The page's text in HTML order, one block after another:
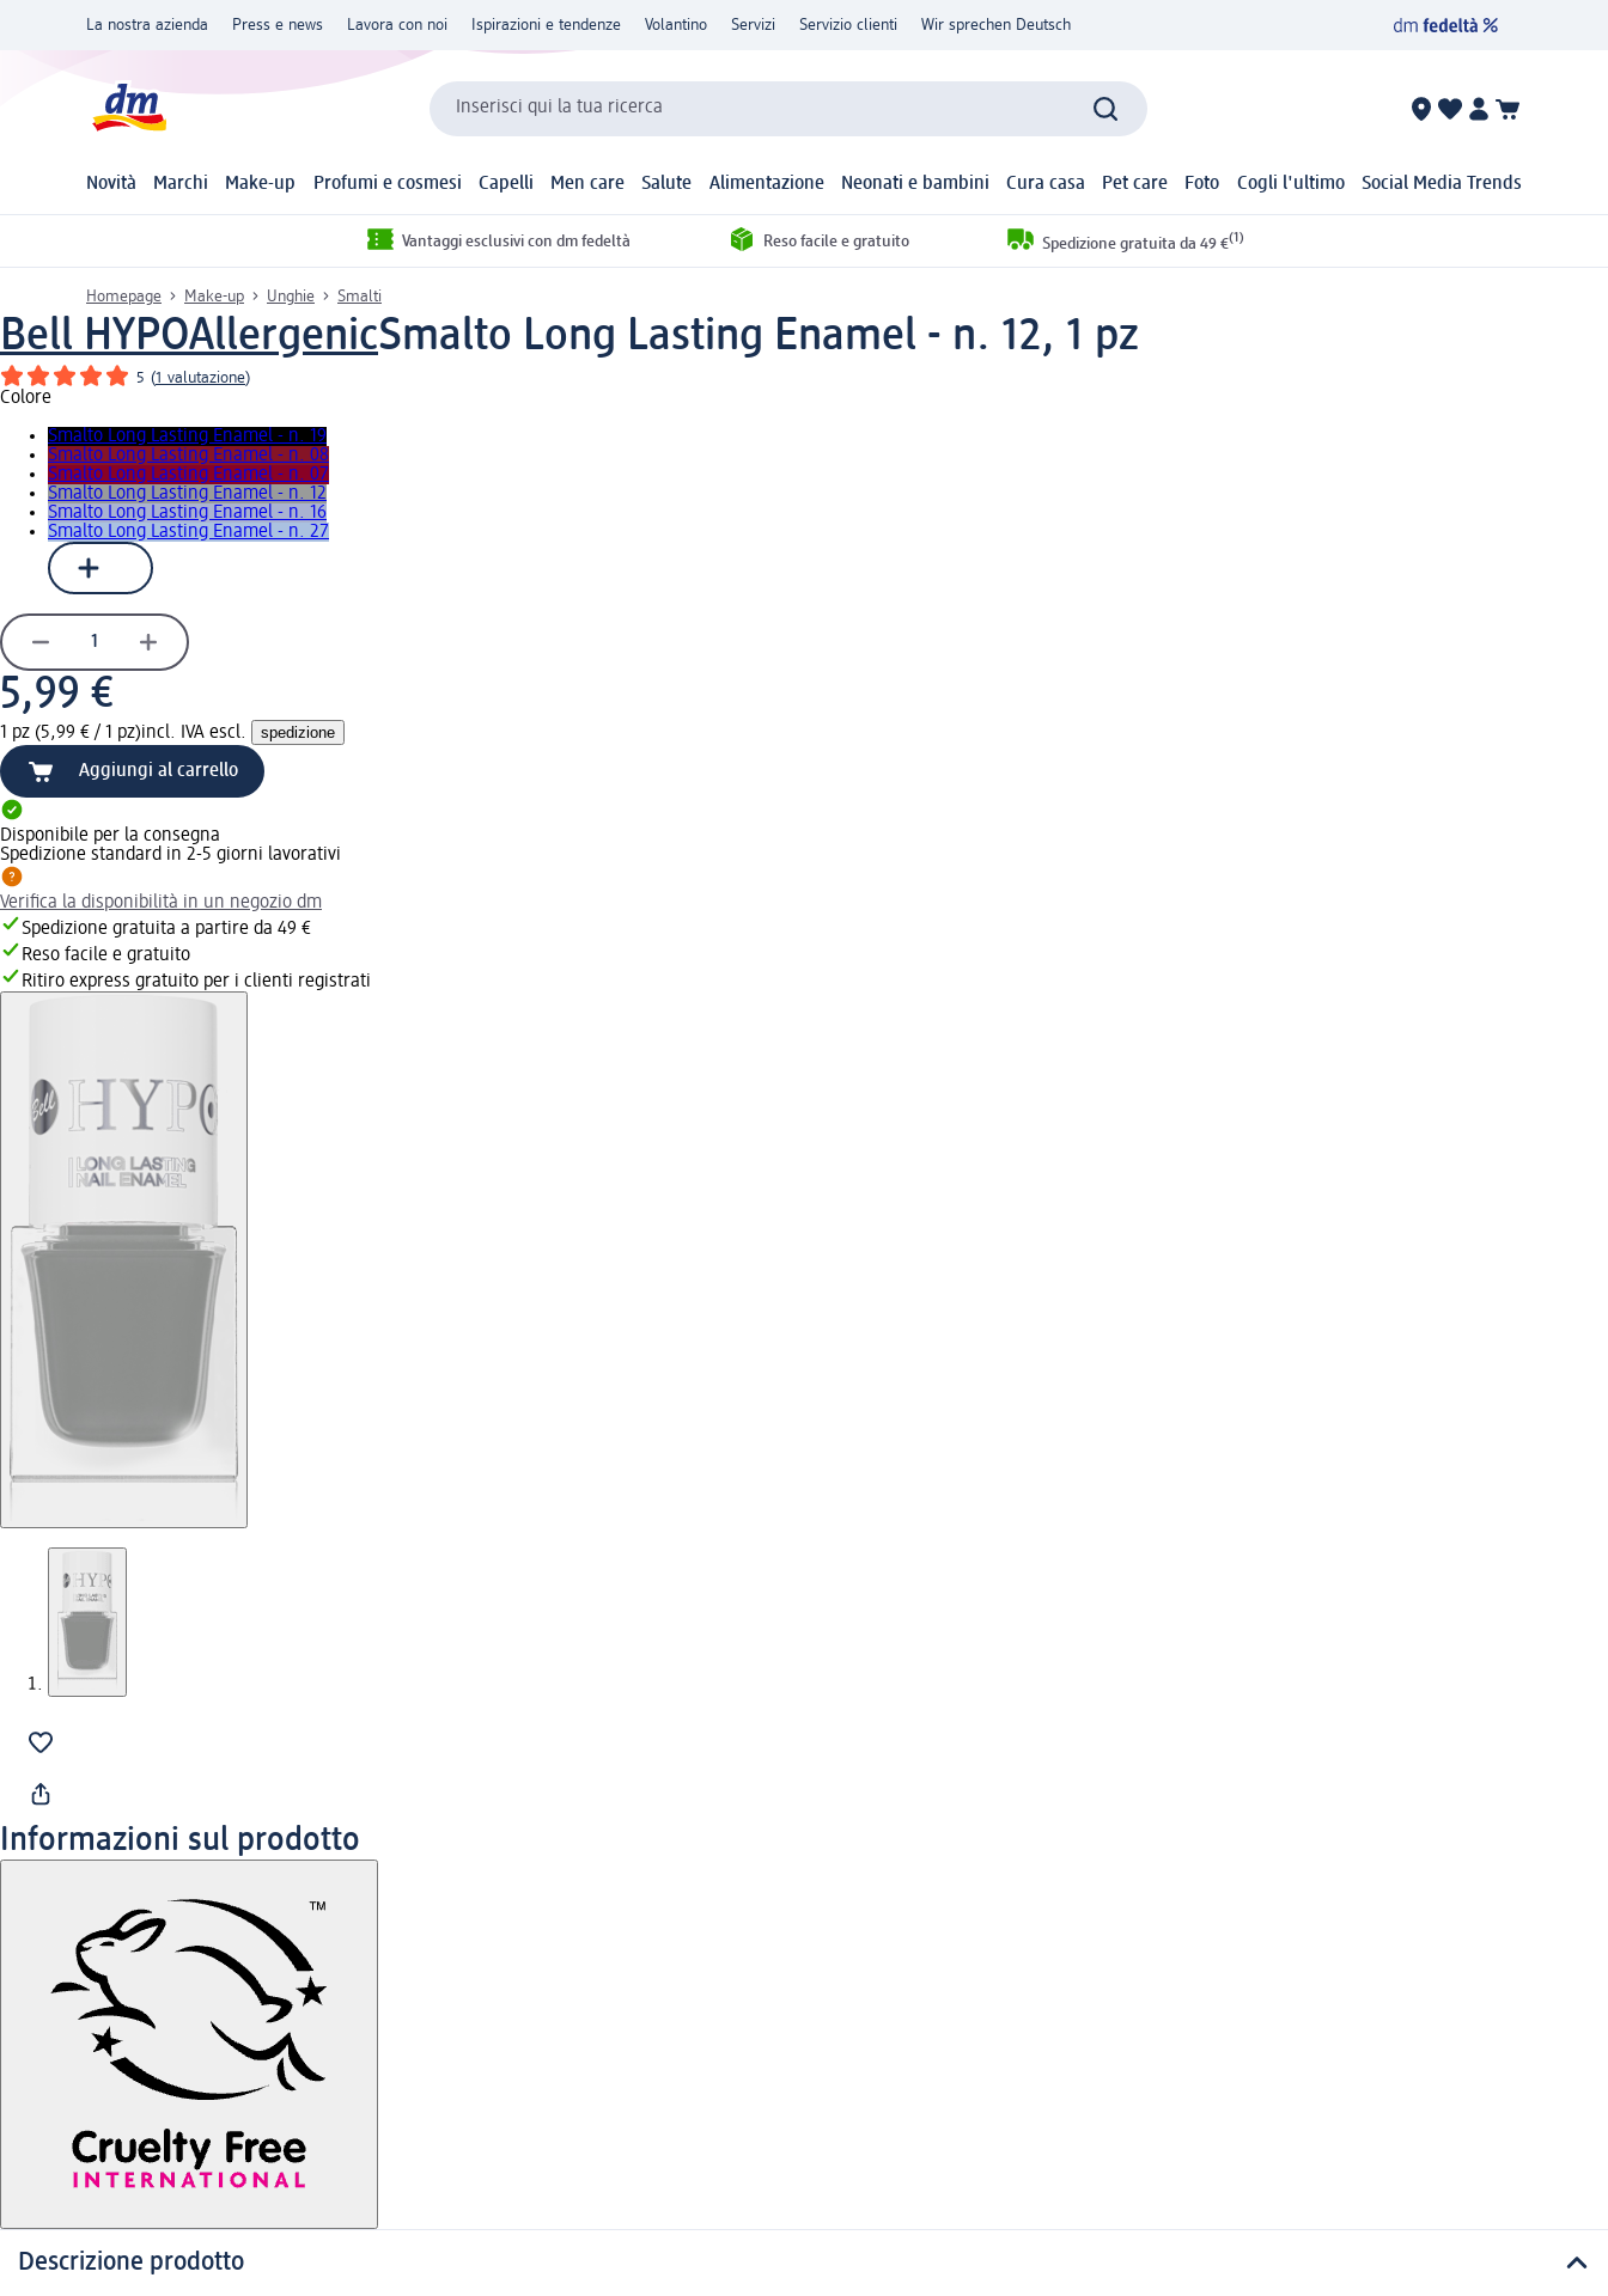
La nostra azienda Press e news Lavora con noi Ispirazioni e tendenze Volantino Servizi Servizio clienti Wir sprechen Deutsch
Inserisci qui la tua ricerca
Novità Marchi Make-up Profumi e cosmesi Capelli Men care Salute Alimentazione Neonati e bambini Cura casa Pet care Foto Cogli l'ultimo Social Media Trends
Vantaggi esclusivi con dm fedeltà Reso facile e gratuito Spedizione gratuita da 49 €(1)
Homepage Make-up Unghie Smalti
Bell HYPOAllergenicSmalto Long Lasting Enamel - n. 12, 1 pz
5 (1 valutazione)
Colore
Smalto Long Lasting Enamel - n. 19
Smalto Long Lasting Enamel - n. 08
Smalto Long Lasting Enamel - n. 07
Smalto Long Lasting Enamel - n. 12
Smalto Long Lasting Enamel - n. 16
Smalto Long Lasting Enamel - n. 27
5,99 €
1 pz (5,99 € / 1 pz)incl. IVA escl. spedizione
Aggiungi al carrello
Disponibile per la consegna
Spedizione standard in 2-5 giorni lavorativi
Verifica la disponibilità in un negozio dm
Spedizione gratuita a partire da 49 €
Reso facile e gratuito
Ritiro express gratuito per i clienti registrati
Informazioni sul prodotto
Descrizione prodotto